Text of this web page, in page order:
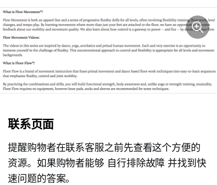
联系页面
提醒购物者在联系客服之前先查看这个方便的
资源。如果购物者能够 自行排除故障 并找到快
速问题的答案。